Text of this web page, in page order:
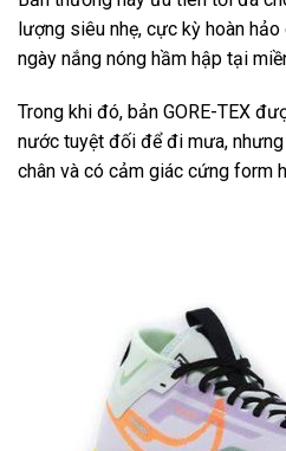
lượng siêu nhẹ, cực kỳ hoàn
ngày nắng nóng hầm hập tại
Trong khi đó, bản GORE-TEX
nước tuyệt đối để đi mưa,
chân và có cảm giác cứng form